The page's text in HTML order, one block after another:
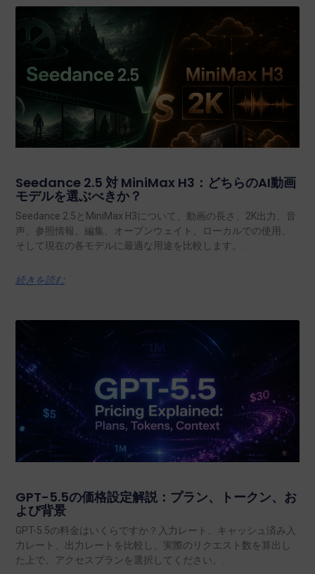
Seedance 2.5 対 MiniMax H3：どちらのAI動画
モデルを選ぶべきか？
Seedance 2.5とMiniMax H3について、動画の長さ、2K出力、音
声、参照情報、編集、オープンウェイト、ローカルでの使用、
そして現在の各モデルに最適な用途を比較します。.
続きを読む
GPT-5.5の価格設定解説：プラン、トークン、お
よび背景
GPT-5.5の料金はいくらですか？入力レート、キャッシュ済み入
力レート、出力レートを比較し、実際のリクエスト数を算出し
た上で、アクセスプランを選択してください。.